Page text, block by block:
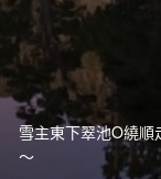
雪主東下翠池O繞
～